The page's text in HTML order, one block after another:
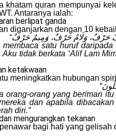
khatam quran mempunyai
Antaranya ialah:
berlipat ganda
diganjarkan dengan 10
membaca satu huruf
tidak berkata ‘Alif Lam
ketakwaan
meningkatkan hubungan
orang-orang yang beriman
dan apabila
diri.”
mengurangkan tekanan
bagi hati yang gelisah